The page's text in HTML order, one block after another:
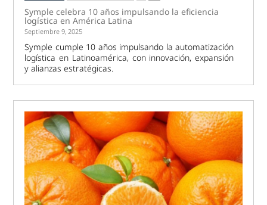
Symple celebra 10 años impulsando la eficiencia
logística en América Latina
Septiembre 9, 2025
Symple cumple 10 años impulsando la automatización
logística en Latinoamérica, con innovación, expansión
y alianzas estratégicas.